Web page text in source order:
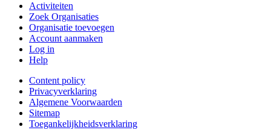
Activiteiten
Zoek Organisaties
Organisatie toevoegen
Account aanmaken
Log in
Help
Content policy
Privacyverklaring
Algemene Voorwaarden
Sitemap
Toegankelijkheidsverklaring